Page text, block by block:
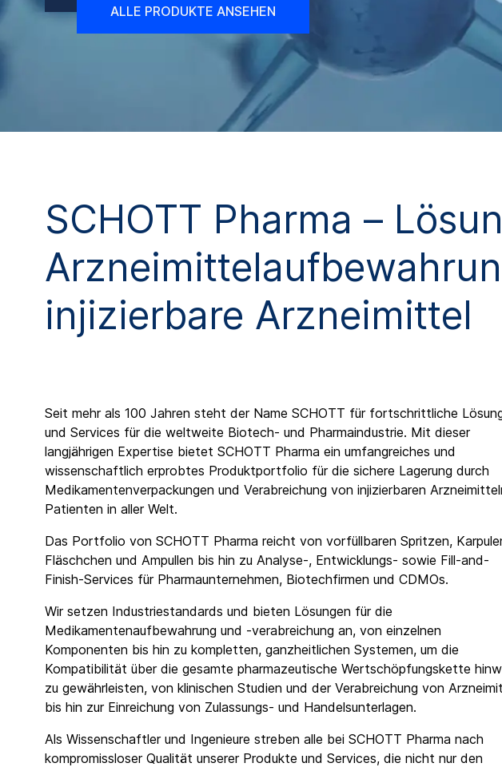
ALLE PRODUKTE ANSEHEN
SCHOTT Pharma –
injizierbare Arzneimittel
Seit mehr als 100 Jahren steht der Name SCHOTT für fortschrittliche
und Services für die weltweite Biotech- und Pharmaindustrie. Mit dieser
langjährigen Expertise bietet SCHOTT Pharma ein umfangreiches und
wissenschaftlich erprobtes Produktportfolio für die sichere Lagerung durch
Medikamentenverpackungen und Verabreichung von injizierbaren
Patienten in aller Welt.
Das Portfolio von SCHOTT Pharma reicht von vorfüllbaren Spritzen,
Fläschchen und Ampullen bis hin zu Analyse-, Entwicklungs- sowie Fill-and-
Finish-Services für Pharmaunternehmen, Biotechfirmen und CDMOs.
Wir setzen Industriestandards und bieten Lösungen für die
Medikamentenaufbewahrung und -verabreichung an, von einzelnen
Komponenten bis hin zu kompletten, ganzheitlichen Systemen, um die
Kompatibilität über die gesamte pharmazeutische Wertschöpfungskette
zu gewährleisten, von klinischen Studien und der Verabreichung von
bis hin zur Einreichung von Zulassungs- und Handelsunterlagen.
Als Wissenschaftler und Ingenieure streben alle bei SCHOTT Pharma nach
kompromissloser Qualität unserer Produkte und Services, die nicht nur den